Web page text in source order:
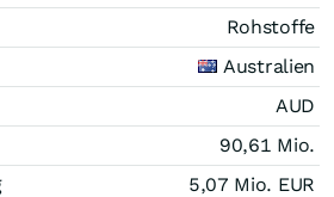
Rohstoffe
Australien
AUD
90,61 Mio.
5,07 Mio. EUR